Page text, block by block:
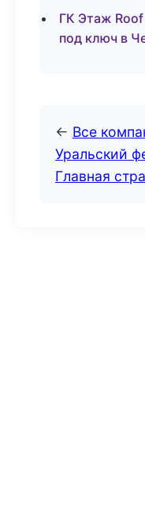
ГК Этаж
под ключ в
← Все
Уральский
Главная